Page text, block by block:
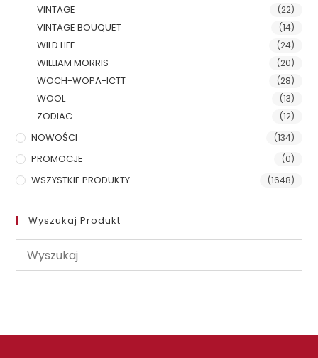
VINTAGE (22)
VINTAGE BOUQUET (14)
WILD LIFE (24)
WILLIAM MORRIS (20)
WOCH-WOPA-ICTT (28)
WOOL (13)
ZODIAC (12)
NOWOŚCI (134)
PROMOCJE (0)
WSZYSTKIE PRODUKTY (1648)
Wyszukaj Produkt